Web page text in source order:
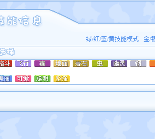
绿/红/蓝/黄技能模式 金/